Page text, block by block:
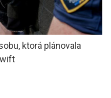
ktorá plánovala